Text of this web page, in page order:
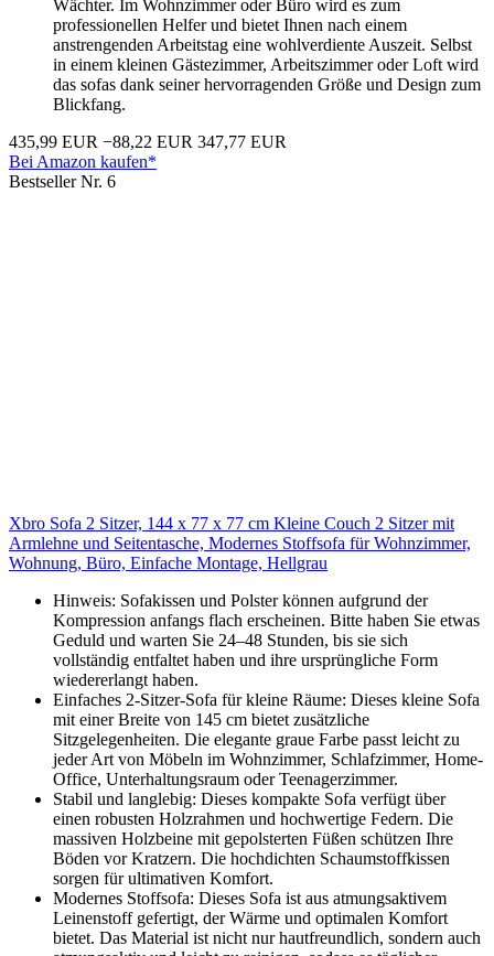
Wächter. Im Wohnzimmer oder Büro wird es zum
professionellen Helfer und bietet Ihnen nach einem
anstrengenden Arbeitstag eine wohlverdiente Auszeit. Selbst
in einem kleinen Gästezimmer, Arbeitszimmer oder Loft wird
das sofas dank seiner hervorragenden Größe und Design zum
Blickfang.
435,99 EUR −88,22 EUR 347,77 EUR
Bei Amazon kaufen*
Bestseller Nr. 6
Xbro Sofa 2 Sitzer, 144 x 77 x 77 cm Kleine Couch 2 Sitzer mit
Armlehne und Seitentasche, Modernes Stoffsofa für Wohnzimmer,
Wohnung, Büro, Einfache Montage, Hellgrau
Hinweis: Sofakissen und Polster können aufgrund der
Kompression anfangs flach erscheinen. Bitte haben Sie etwas
Geduld und warten Sie 24–48 Stunden, bis sie sich
vollständig entfaltet haben und ihre ursprüngliche Form
wiedererlangt haben.
Einfaches 2-Sitzer-Sofa für kleine Räume: Dieses kleine Sofa
mit einer Breite von 145 cm bietet zusätzliche
Sitzgelegenheiten. Die elegante graue Farbe passt leicht zu
jeder Art von Möbeln im Wohnzimmer, Schlafzimmer, Home-
Office, Unterhaltungsraum oder Teenagerzimmer.
Stabil und langlebig: Dieses kompakte Sofa verfügt über
einen robusten Holzrahmen und hochwertige Federn. Die
massiven Holzbeine mit gepolsterten Füßen schützen Ihre
Böden vor Kratzern. Die hochdichten Schaumstoffkissen
sorgen für ultimativen Komfort.
Modernes Stoffsofa: Dieses Sofa ist aus atmungsaktivem
Leinenstoff gefertigt, der Wärme und optimalen Komfort
bietet. Das Material ist nicht nur hautfreundlich, sondern auch